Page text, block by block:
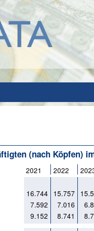
(nach Köpfen)
2021 2022
16.744 15.757
7.592 7.016
9.152 8.741